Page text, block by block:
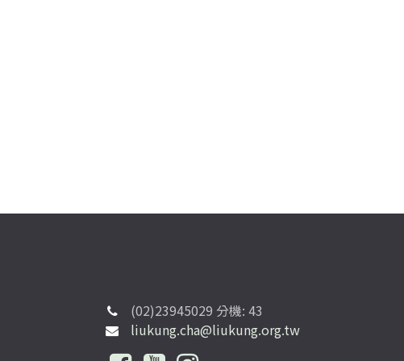
(02)23945029 分機: 43
liukung.cha@liukung.org.tw